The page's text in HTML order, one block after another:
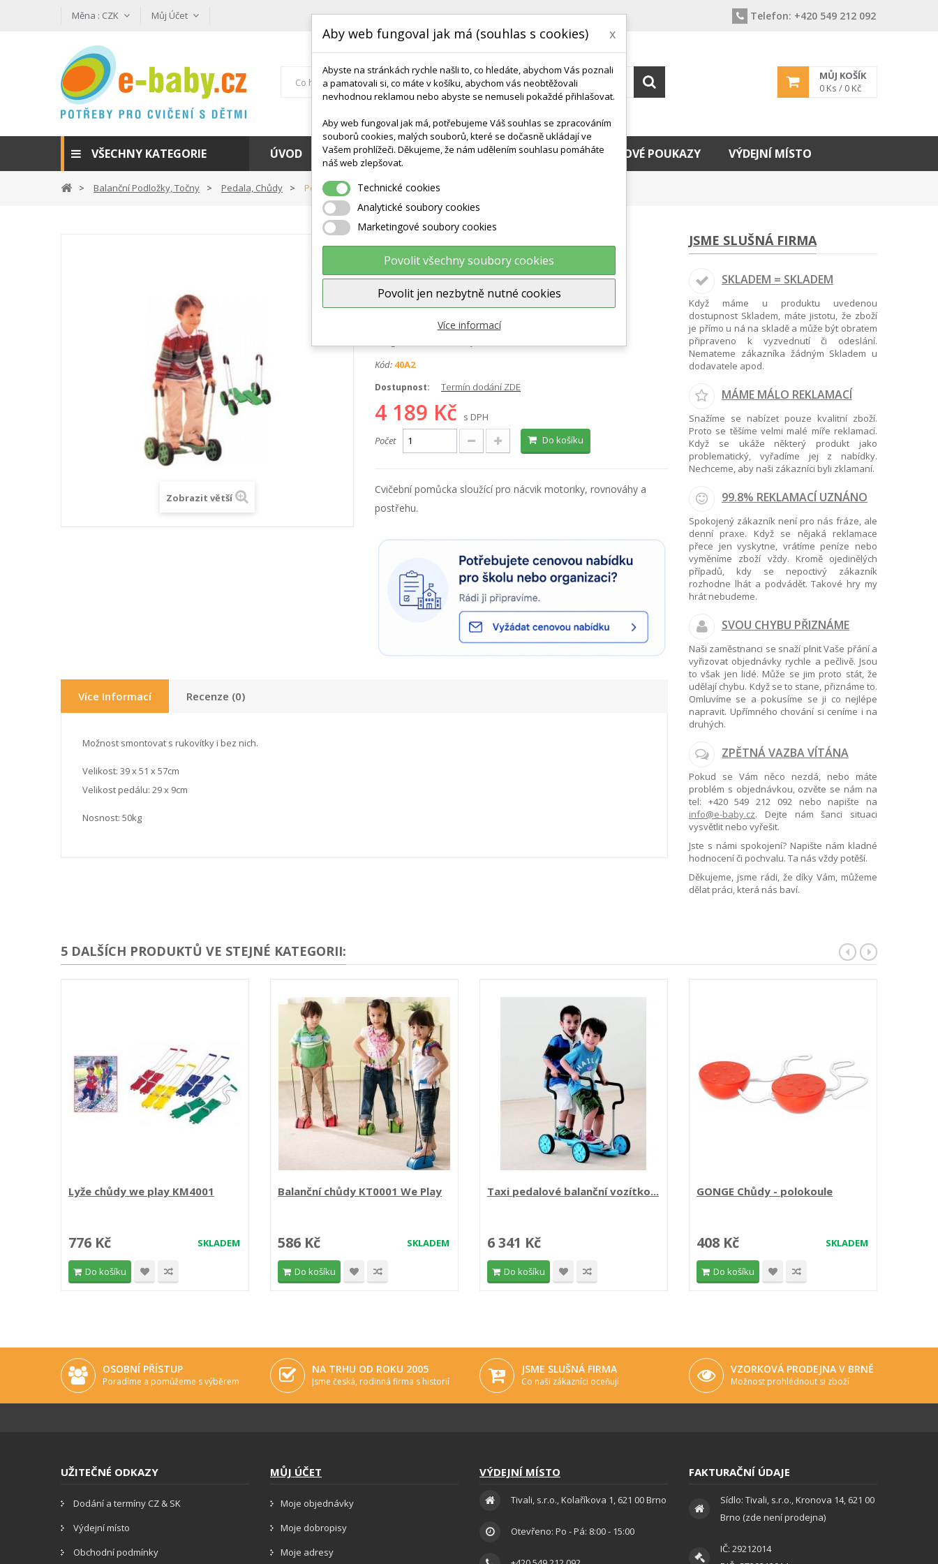
Měna : CZK Můj Účet Telefon: +420 549 212 092
MŮJ KOŠÍK
0 Ks / 0 Kč
VŠECHNY KATEGORIE ÚVOD KONTAKT DODÁNÍ A TERMÍNY CZ & SK DÁRKOVÉ POUKAZY VÝDEJNÍ MÍSTO
Balanční Podložky, Točny Pedala, Chůdy Pedal Vozítko/pedalo We Play KP6204
Zobrazit větší
Pedal vozítko/pedalo We Play
KP6204
We play
Kód: 40A2
Dostupnost: Termín dodání ZDE
4 189 Kč
s DPH
Počet
Do košíku
Cvičební pomůcka sloužící pro nácvik motoriky, rovnováhy a
postřehu.
Více Informací Recenze (0)
Možnost smontovat s rukovítky i bez nich.
Velikost: 39 x 51 x 57cm
Velikost pedálu: 29 x 9cm
Nosnost: 50kg
JSME SLUŠNÁ FIRMA
SKLADEM = SKLADEM
Když máme u produktu uvedenou
dostupnost Skladem, máte jistotu, že zboží
je přímo u ná na skladě a může být obratem
připraveno k vyzvednutí či odeslání.
Nemateme zákazníka žádným Skladem u
dodavatele apod.
MÁME MÁLO REKLAMACÍ
Snažíme se nabízet pouze kvalitní zboží.
Proto se těšíme velmi malé míře reklamací.
Když se ukáže některý produkt jako
problematický, vyřadíme jej z nabídky.
Nechceme, aby naši zákazníci byli zklamaní.
99.8% REKLAMACÍ UZNÁNO
Spokojený zákazník není pro nás fráze, ale
denní praxe. Když se nějaká reklamace
přece jen vyskytne, vrátíme peníze nebo
vyměníme zboží vždy. Kromě ojedinělých
případů, kdy se nepoctivý zákazník
rozhodne lhát a podvádět. Takové hry my
hrát nebudeme.
SVOU CHYBU PŘIZNÁME
Naši zaměstnanci se snaží plnit Vaše přání a
vyřizovat objednávky rychle a pečlivě. Jsou
to však jen lidé. Může se jim proto stát, že
udělají chybu. Když se to stane, přiznáme to.
Omluvíme se a pokusíme se ji co nejlépe
napravit. Upřímného chování si ceníme i na
druhých.
ZPĚTNÁ VAZBA VÍTÁNA
Pokud se Vám něco nezdá, nebo máte
problém s objednávkou, ozvěte se nám na
tel: +420 549 212 092nebo napište na
info@e-baby.cz. Dejte nám šanci situaci
vysvětlit nebo vyřešit.
Jste s námi spokojení? Napište nám kladné
hodnocení či pochvalu. Ta nás vždy potěší.
Děkujeme, jsme rádi, že díky Vám, můžeme
dělat práci, která nás baví.
5 DALŠÍCH PRODUKTŮ VE STEJNÉ KATEGORII:
Lyže chůdy we play KM4001
SKLADEM
776 Kč
Do košíku
Balanční chůdy KT0001 We Play
SKLADEM
586 Kč
Do košíku
Taxi pedalové balanční vozítko...
6 341 Kč
Do košíku
GONGE Chůdy - polokoule
SKLADEM
408 Kč
Do košíku
OSOBNÍ PŘÍSTUP
Poradíme a pomůžeme s výběrem
NA TRHU OD ROKU 2005
Jsme česká, rodinná firma s historií
JSME SLUŠNÁ FIRMA
Co naši zákazníci oceňují
VZORKOVÁ PRODEJNA V BRNĚ
Možnost prohlédnout si zboží
UŽITEČNÉ ODKAZY
Dodání a termíny CZ & SK
Výdejní místo
Obchodní podmínky
MŮJ ÚČET
Moje objednávky
Moje dobropisy
Moje adresy
VÝDEJNÍ MÍSTO
Tivali, s.r.o., Kolaříkova 1, 621 00 Brno
Otevřeno: Po - Pá: 8:00 - 15:00
FAKTURAČNÍ ÚDAJE
Sídlo: Tivali, s.r.o., Kronova 14, 621 00
Brno (zde není prodejna)
IČ: 29212014
Aby web fungoval jak má (souhlas s cookies) x
Abyste na stránkách rychle našli to, co hledáte, abychom Vás poznali
a pamatovali si, co máte v košíku, abychom vás neobtěžovali
nevhodnou reklamou nebo abyste se nemuseli pokaždé přihlašovat.
Aby web fungoval jak má, potřebujeme Váš souhlas se zpracováním
souborů cookies, malých souborů, které se dočasně ukládají ve
Vašem prohlížeči. Děkujeme, že nám udělením souhlasu pomáháte
náš web zlepšovat.
Technické cookies
Analytické soubory cookies
Marketingové soubory cookies
Povolit všechny soubory cookies
Povolit jen nezbytně nutné cookies
Více informací